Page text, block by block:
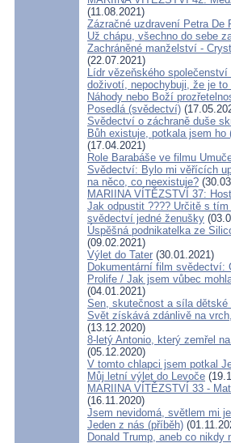
(11.08.2021)
Zázračné uzdravení Petra De
Už chápu, všechno do sebe
Zachráněné manželství -
(22.07.2021)
Lídr vězeňského
doživotí, nepochybuji, že je
Náhody nebo Boží
Posedlá (svědectví)
Svědectví o záchraně duše
Bůh existuje, potkala jsem
(17.04.2021)
Role Barabáše ve filmu
Svědectví: Bylo mi věřících
na něco, co neexistuje?
MARIINA VÍTĚZSTVÍ 37:
Jak odpustit ???? Určitě s
svědectví jedné ženušky
Úspěšná podnikatelka ze
(09.02.2021)
Výlet do Tater (30.01.2021)
Dokumentární film
Prolife / Jak jsem vůbec
(04.01.2021)
Sen, skutečnost a síla dětské
Svět získává zdánlivě na
(13.12.2020)
8-letý Antonio, který zemřel
(05.12.2020)
V tomto chlapci jsem potkal
Můj letní výlet do Levoče
MARIINA VÍTĚZSTVÍ 33 -
(16.11.2020)
Jsem nevidomá, světlem mi
Jeden z nás (příběh)
Donald Trump, aneb co